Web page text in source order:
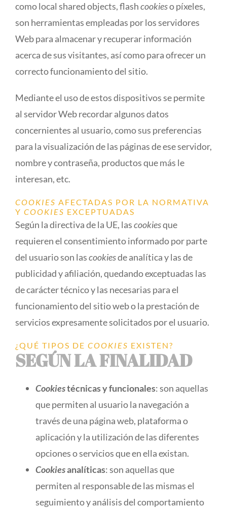
como local shared objects, flashcookieso píxeles,
son herramientas empleadas por los servidores
Web para almacenar y recuperar información
acerca de sus visitantes, así como para ofrecer un
correcto funcionamiento del sitio.
Mediante el uso de estos dispositivos se permite
al servidor Web recordar algunos datos
concernientes al usuario, como sus preferencias
para la visualización de las páginas de ese servidor,
nombre y contraseña, productos que más le
interesan, etc.
COOKIES AFECTADAS POR LA NORMATIVA
Y COOKIES EXCEPTUADAS
Según la directiva de la UE, lascookiesque
requieren el consentimiento informado por parte
del usuario son lascookiesde analítica y las de
publicidad y afiliación, quedando exceptuadas las
de carácter técnico y las necesarias para el
funcionamiento del sitio web o la prestación de
servicios expresamente solicitados por el usuario.
¿QUÉ TIPOS DE COOKIES EXISTEN?
SEGÚN LA FINALIDAD
Cookiestécnicas y funcionales: son aquellas
que permiten al usuario la navegación a
través de una página web, plataforma o
aplicación y la utilización de las diferentes
opciones o servicios que en ella existan.
Cookiesanalíticas: son aquellas que
permiten al responsable de las mismas el
seguimiento y análisis del comportamiento